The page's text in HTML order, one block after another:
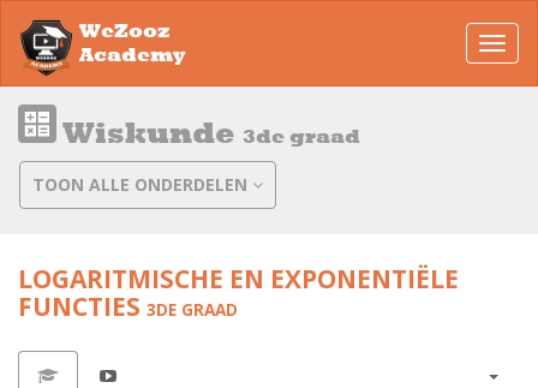
WeZooz
Academy
Wiskunde 3de graad
TOON ALLE ONDERDELEN
LOGARITMISCHE EN EXPONENTIËLE
FUNCTIES 3DE GRAAD